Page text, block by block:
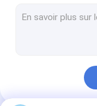
Courroie